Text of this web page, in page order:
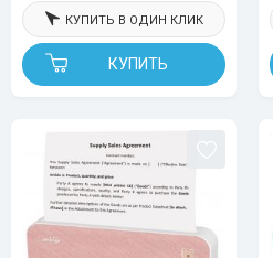
КУПИТЬ
КУПИТЬ В ОДИН КЛИК